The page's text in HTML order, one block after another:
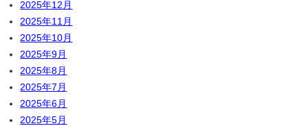
2025年12月
2025年11月
2025年10月
2025年9月
2025年8月
2025年7月
2025年6月
2025年5月